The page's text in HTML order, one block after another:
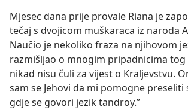
Mjesec dana prije provale Riana je
tečaj s dvojicom muškaraca iz naroda
Naučio je nekoliko fraza na njihovom
razmišljao o mnogim pripadnicima
nikad nisu čuli za vijest o Kraljevstvu.
sam se Jehovi da mi pomogne preseliti
gdje se govori jezik tandroy.”